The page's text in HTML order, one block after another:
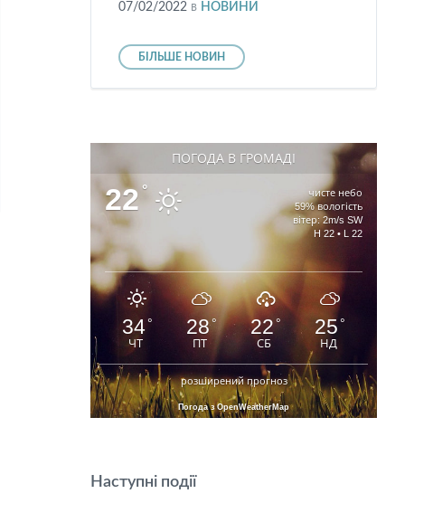
07/02/2022 в НОВИНИ
БІЛЬШЕ НОВИН
ПОГОДА В ГРОМАДІ
22 °
чисте небо
59% вологість
вітер: 2m/s SW
H 22 • L 22
34°
ЧТ
28 °
ПТ
22°
СБ
25 °
НД
розширений прогноз
Погода з OpenWeatherMap
Наступні події